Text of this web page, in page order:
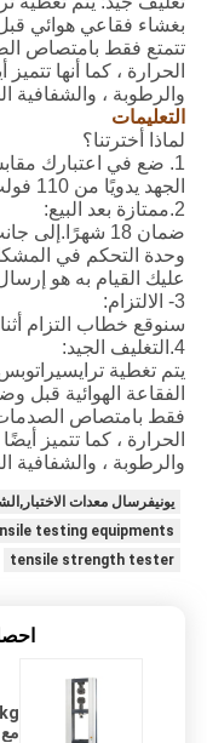
بغشاء فقاعي هوائي
تتمتع فقط بامتصاص
الحرارة ، كما أنها
والرطوبة ، والشفافية
التعليمات
لماذا أخترتنا؟
1. ضع في اعتبارك
الجهد يدويًا من 110 فولت إلى 220 فولت ، مؤشر التأمين.
2.ممتازة بعد البيع:
ضمان 18
وحدة التحكم في
عليك القيام به هو
3- الالتزام:
سنوقع خطاب التزام
4.التغليف الجيد:
يتم تغطية
الفقاعة الهوائية قبل
فقط بامتصاص
الحرارة ، كما تتميز
والرطوبة ، والشفافية
يونيفرسال معدات
testing equipments
tensile strength tester